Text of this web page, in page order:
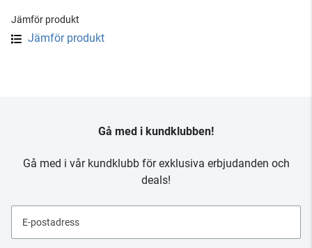
Jämför produkt
Jämför produkt
Gå med i kundklubben!
Gå med i vår kundklubb för exklusiva erbjudanden och
deals!
E-postadress